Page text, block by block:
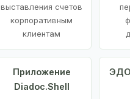
выставления счетов
корпоративным
клиентам
Приложение
Diadoc.Shell
ЭДО